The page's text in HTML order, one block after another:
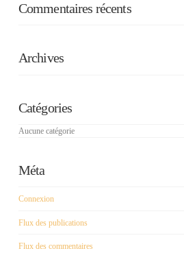
Commentaires récents
Archives
Catégories
Aucune catégorie
Méta
Connexion
Flux des publications
Flux des commentaires